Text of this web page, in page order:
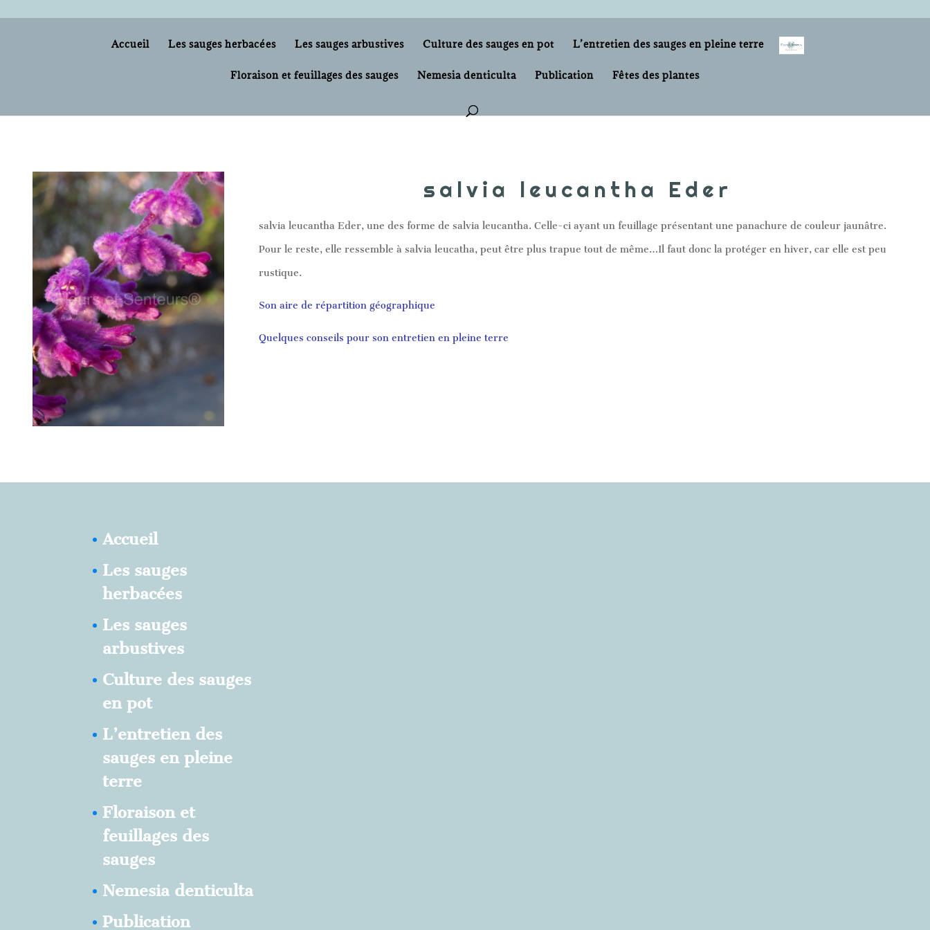
Accueil Les sauges herbacées Les sauges arbustives Culture des sauges en pot L’entretien des sauges en pleine terre
Floraison et feuillages des sauges Nemesia denticulta Publication Fêtes des plantes
salvia leucantha Eder
salvia leucantha Eder, une des forme de salvia leucantha. Celle-ci ayant un feuillage présentant une panachure de couleur jaunâtre.
Pour le reste, elle ressemble à salvia leucatha, peut être plus trapue tout de même…Il faut donc la protéger en hiver, car elle est peu
rustique.
Son aire de répartition géographique
Quelques conseils pour son entretien en pleine terre
Accueil
Les sauges
herbacées
Les sauges
arbustives
Culture des sauges
en pot
L’entretien des
sauges en pleine
terre
Floraison et
feuillages des
sauges
Nemesia denticulta
Publication